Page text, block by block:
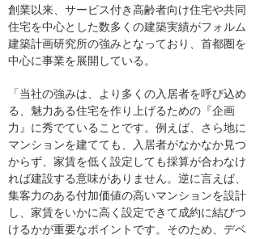
創業以来、サービス付き高齢者向け住宅や共同
住宅を中心とした数多くの建築実績がフォルム
建築計画研究所の強みとなっており、首都圏を
中心に事業を展開している。
「当社の強みは、より多くの入居者を呼び込め
る、魅力ある住宅を作り上げるための『企画
力』に秀でていることです。例えば、さら地に
マンションを建てても、入居者がなかなか見つ
からず、家賃を低く設定しても採算が合わなけ
れば建設する意味がありません。逆に言えば、
集客力のある付加価値の高いマンションを設計
し、家賃をいかに高く設定できて成約に結びつ
けるかが重要なポイントです。そのため、デベ